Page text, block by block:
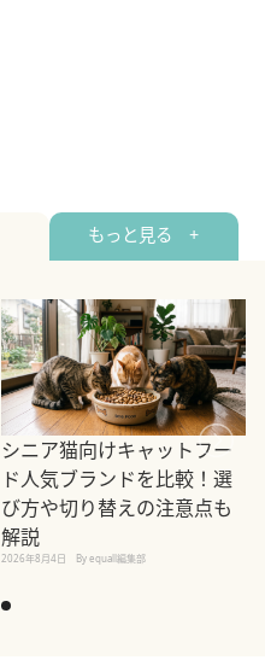
もっと見る +
シニア猫向けキャットフー
ド人気ブランドを比較！選
び方や切り替えの注意点も
解説
2026年8月4日 By equall編集部